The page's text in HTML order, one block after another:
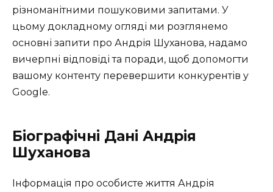
різноманітними пошуковими запитами. У
цьому докладному огляді ми розглянемо
основні запити про Андрія Шуханова, надамо
вичерпні відповіді та поради, щоб допомогти
вашому контенту перевершити конкурентів у
Google.
Біографічні Дані Андрія
Шуханова
Інформація про особисте життя Андрія